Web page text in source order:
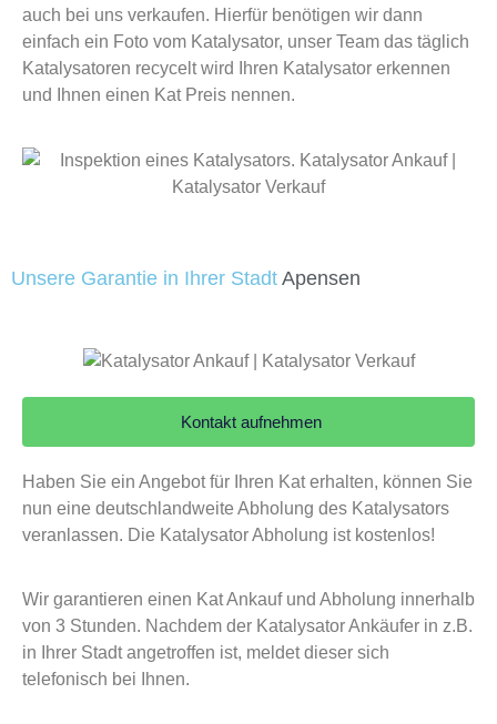
auch bei uns verkaufen. Hierfür benötigen wir dann
einfach ein Foto vom Katalysator, unser Team das täglich
Katalysatoren recycelt wird Ihren Katalysator erkennen
und Ihnen einen Kat Preis nennen.
Unsere Garantie in Ihrer Stadt Apensen
Kontakt aufnehmen
Haben Sie ein Angebot für Ihren Kat erhalten, können Sie
nun eine deutschlandweite Abholung des Katalysators
veranlassen. Die Katalysator Abholung ist kostenlos!
Wir garantieren einen Kat Ankauf und Abholung innerhalb
von 3 Stunden. Nachdem der Katalysator Ankäufer in z.B.
in Ihrer Stadt angetroffen ist, meldet dieser sich
telefonisch bei Ihnen.